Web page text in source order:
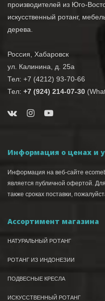
производителей из Юго-
искусственный ротанг,
дерева.
Россия, Хабаровск
ул. Калинина, д. 25а
Тел: +7 (4212) 93-70-66
Тел: +7 (924) 214-07-30
Информация о ценах и
Информация на веб-сайте
является публичной офертой.
также сроках поставки,
Ассортимент магазина
НАТУРАЛЬНЫЙ РОТАНГ
РОТАНГ ИЗ ИНДОНЕЗИИ
ПОДВЕСНЫЕ КРЕСЛА
ИСКУССТВЕННЫЙ РОТАНГ